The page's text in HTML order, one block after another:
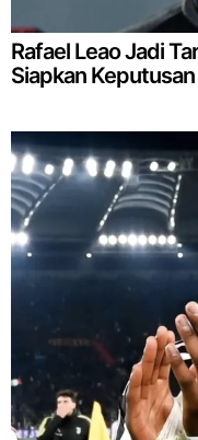
Rafael Leao Jadi
Siapkan